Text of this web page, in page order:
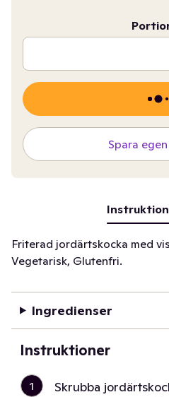
Spara
Friterad jordärtskocka med
Vegetarisk, Glutenfri.
Ingredienser
Instruktioner
1
Skrubba